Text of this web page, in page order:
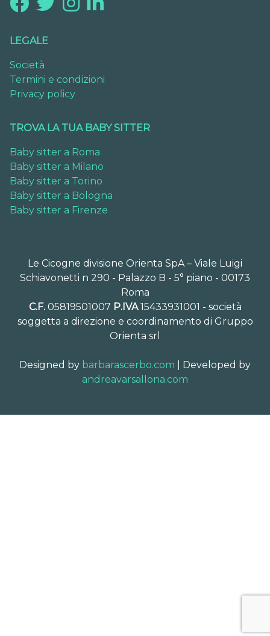
LEGALE
Società
Termini e condizioni
Privacy policy
TROVA LA TUA BABY SITTER
Baby sitter a Roma
Baby sitter a Milano
Baby sitter a Torino
Baby sitter a Bologna
Baby sitter a Firenze
Le Cicogne divisione Orienta SpA – Viale Luigi
Schiavonetti n 290 - Palazzo B - 5° piano - 00173
Roma
C.F.05819501007 P.IVA15433931001 - società
soggetta a direzione e coordinamento di Gruppo
Orienta srl
Designed by barbarascerbo.com | Developed by
andreavarsallona.com